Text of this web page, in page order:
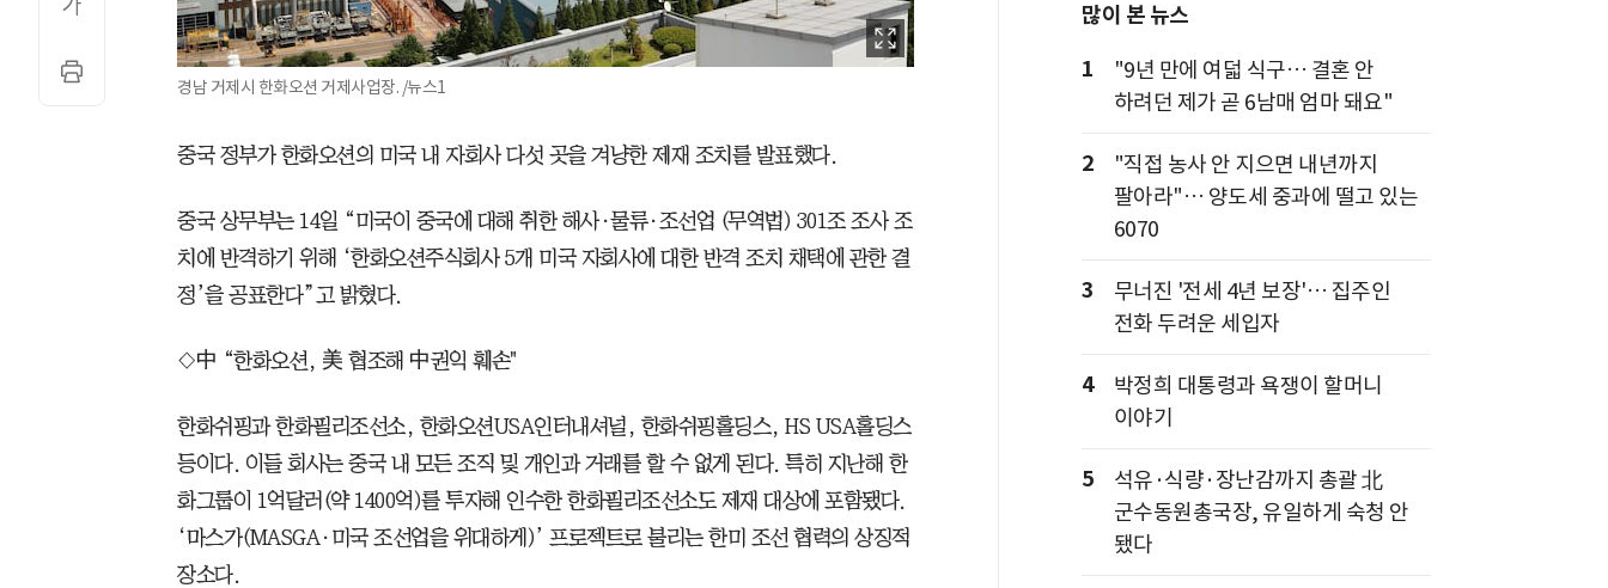
경남 거제시 한화오션 거제사업장. /뉴스1
중국 정부가 한화오션의 미국 내 자회사 다섯 곳을 겨냥한 제재 조치를 발표했다.
중국 상무부는 14일 “미국이 중국에 대해 취한 해사·물류·조선업 (무역법) 301조 조사 조
치에 반격하기 위해 ‘한화오션주식회사 5개 미국 자회사에 대한 반격 조치 채택에 관한 결
정’을 공표한다”고 밝혔다.
◇中 “한화오션, 美 협조해 中권익 훼손"
한화쉬핑과 한화필리조선소, 한화오션USA인터내셔널, 한화쉬핑홀딩스, HS USA홀딩스
등이다. 이들 회사는 중국 내 모든 조직 및 개인과 거래를 할 수 없게 된다. 특히 지난해 한
화그룹이 1억달러(약 1400억)를 투자해 인수한 한화필리조선소도 제재 대상에 포함됐다.
‘마스가(MASGA·미국 조선업을 위대하게)’ 프로젝트로 불리는 한미 조선 협력의 상징적
장소다.
많이 본 뉴스
1
"9년 만에 여덟 식구… 결혼 안
하려던 제가 곧 6남매 엄마 돼요"
2
"직접 농사 안 지으면 내년까지
팔아라"… 양도세 중과에 떨고 있는
6070
3
무너진 '전세 4년 보장'… 집주인
전화 두려운 세입자
4
박정희 대통령과 욕쟁이 할머니
이야기
5
석유·식량·장난감까지 총괄 北
군수동원총국장, 유일하게 숙청 안
됐다